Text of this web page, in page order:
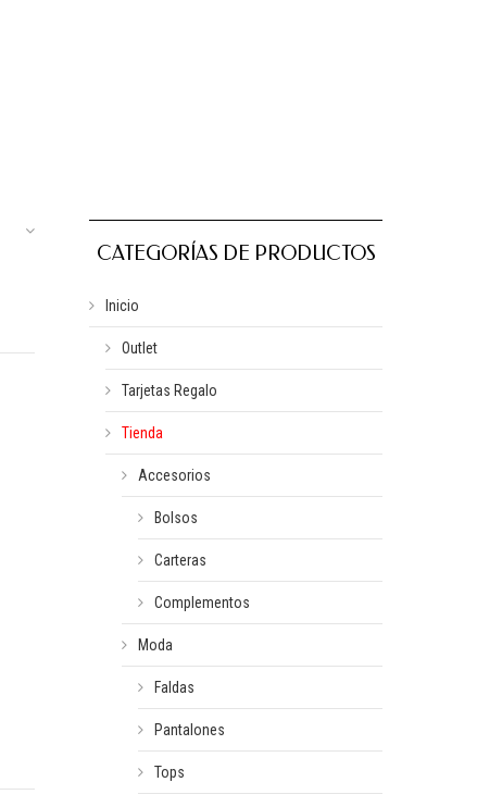
CATEGORÍAS DE PRODUCTOS
Inicio
Outlet
Tarjetas Regalo
Tienda
Accesorios
Bolsos
Carteras
Complementos
Moda
Faldas
Pantalones
Tops